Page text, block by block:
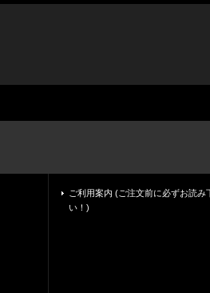
ご利用案内 (ご注文前に必ずお読み
い！)